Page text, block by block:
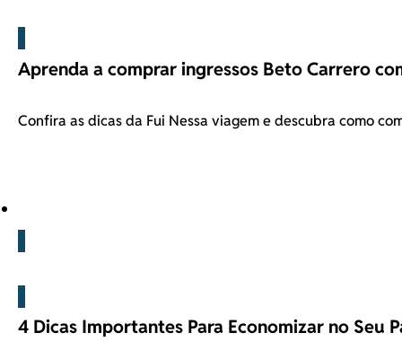
Aprenda a comprar ingressos Beto Carrero
Confira as dicas da Fui Nessa viagem e descubra como
4 Dicas Importantes Para Economizar no Seu